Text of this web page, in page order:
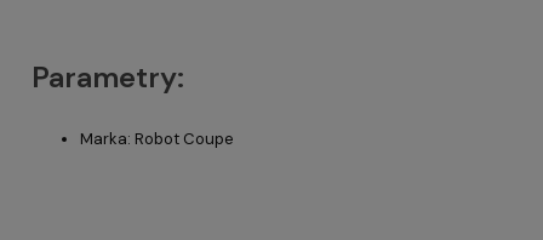
Parametry:
Marka: Robot Coupe